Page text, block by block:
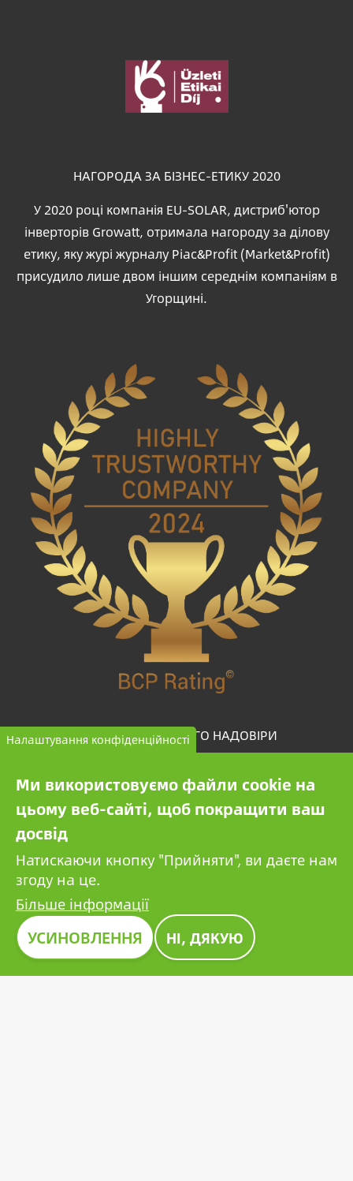
Зображення
НАГОРОДА ЗА БІЗНЕС-ЕТИКУ 2020
У 2020 році компанія EU-SOLAR, дистриб'ютор
інверторів Growatt, отримала нагороду за ділову
етику, яку журі журналу Piac&Profit (Market&Profit)
присудило лише двом іншим середнім компаніям в
Угорщині.
КОМПАНІЯ ВИСОКОГО НАДОВІРИ
відбирає та класифікує компанії з більш ніж одного
мільйона кредитних звітів для порівняння надійних
Зображення
Налаштування конфіденційності
Ми використовуємо файли cookie на
цьому веб-сайті, щоб покращити ваш
досвід
Натискаючи кнопку "Прийняти", ви даєте нам
згоду на це.
Більше інформації
УСИНОВЛЕННЯ НІ, ДЯКУЮ